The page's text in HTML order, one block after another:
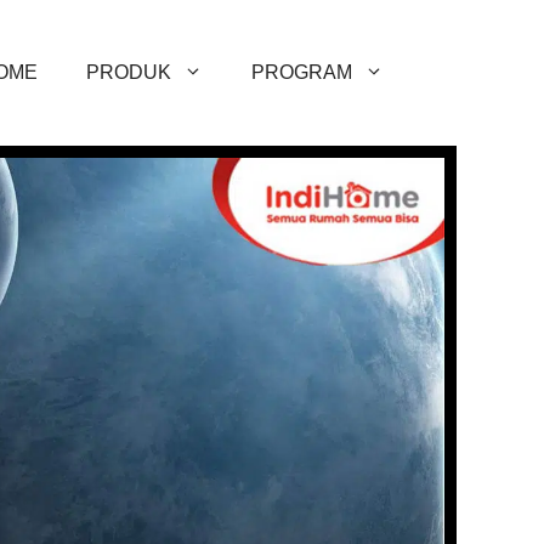
PRODUK PROGRAM